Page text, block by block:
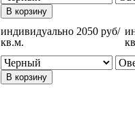
В корзину
индивидуально 2050 руб/
кв.м.
В корзину